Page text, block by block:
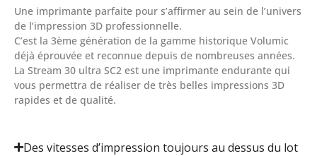
Une imprimante parfaite pour s’affirmer au sein de l’univers
de l’impression 3D professionnelle.
C’est la 3ème génération de la gamme historique Volumic
déjà éprouvée et reconnue depuis de nombreuses années.
La Stream 30 ultra SC2 est une imprimante endurante qui
vous permettra de réaliser de très belles impressions 3D
rapides et de qualité.
Des vitesses d’impression toujours au dessus du lot